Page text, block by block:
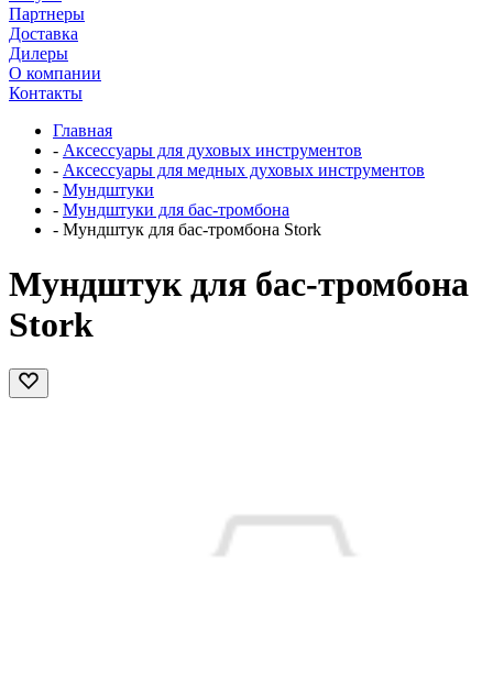
Партнеры
Доставка
Дилеры
О компании
Контакты
Главная
- Аксессуары для духовых инструментов
- Аксессуары для медных духовых инструментов
- Мундштуки
- Мундштуки для бас-тромбона
- Мундштук для бас-тромбона Stork
Мундштук для бас-тромбона
Stork